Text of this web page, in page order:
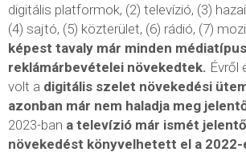
digitális platformok, (2) televízió, (3)
(4) sajtó, (5) közterület, (6) rádió, (7) mozi.
képest tavaly már minden médiatípus
reklámárbevételei növekedtek. Évről
volt a digitális szelet növekedési
azonban már nem haladja meg
2023-ban a televízió már ismét
növekedést könyvelhetett el a 2022-